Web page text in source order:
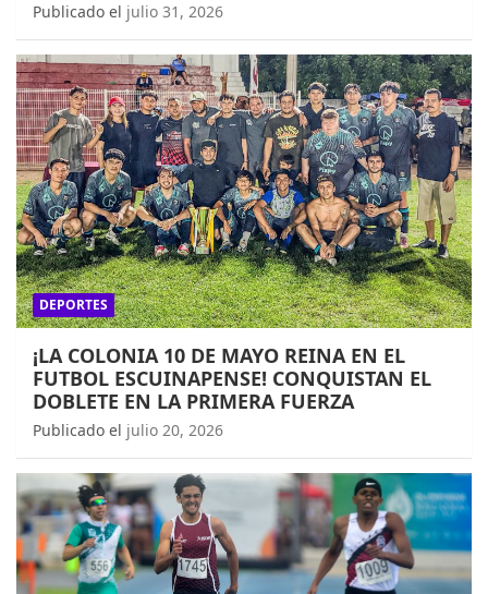
Publicado el julio 31, 2026
DEPORTES
¡LA COLONIA 10 DE MAYO REINA EN EL
FUTBOL ESCUINAPENSE! CONQUISTAN EL
DOBLETE EN LA PRIMERA FUERZA
Publicado el julio 20, 2026